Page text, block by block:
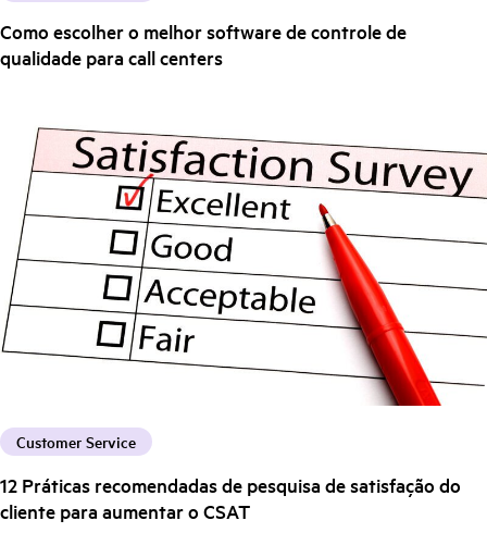
Como escolher o melhor software de controle de
qualidade para call centers
Customer Service
12 Práticas recomendadas de pesquisa de satisfação do
cliente para aumentar o CSAT